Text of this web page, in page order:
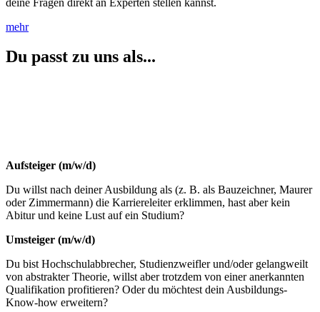
mehr
Du passt zu uns als...
Aufsteiger (m/w/d)
Du willst nach deiner Ausbildung als (z. B. als Bauzeichner, Maurer
oder Zimmermann) die Karriereleiter erklimmen, hast aber kein
Abitur und keine Lust auf ein Studium?
Umsteiger (m/w/d)
Du bist Hochschulabbrecher, Studienzweifler und/oder gelangweilt
von abstrakter Theorie, willst aber trotzdem von einer anerkannten
Qualifikation profitieren? Oder du möchtest dein Ausbildungs-
Know-how erweitern?